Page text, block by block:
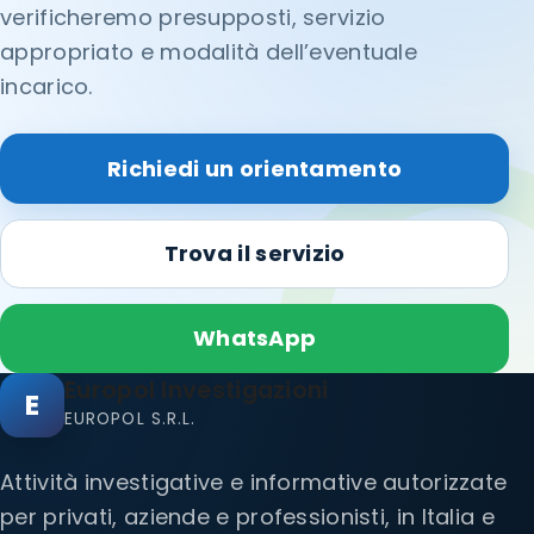
verificheremo presupposti, servizio
appropriato e modalità dell’eventuale
incarico.
Richiedi un orientamento
Trova il servizio
WhatsApp
E Europol Investigazioni
EUROPOL S.R.L.
Attività investigative e informative autorizzate
per privati, aziende e professionisti, in Italia e